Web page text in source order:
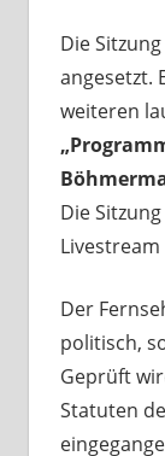
Die
angesetzt.
weiteren
Die
Der
politisch,
Geprüft
Statuten